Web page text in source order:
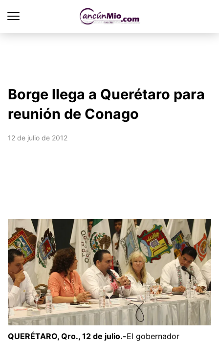
Borge llega a Querétaro para
reunión de Conago
12 de julio de 2012
QUERÉTARO, Qro., 12 de julio.-El gobernador